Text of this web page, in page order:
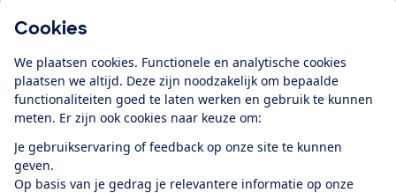
Cookies
We plaatsen cookies. Functionele en analytische cookies
plaatsen we altijd. Deze zijn noodzakelijk om bepaalde
functionaliteiten goed te laten werken en gebruik te kunnen
meten. Er zijn ook cookies naar keuze om:
Je gebruikservaring of feedback op onze site te kunnen
geven.
Op basis van je gedrag je relevantere informatie op onze
Alles over de
app